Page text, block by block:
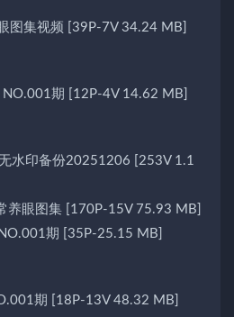
图集视频 [39P-7V 34.24 MB]
NO.001期 [12P-4V 14.62 MB]
水印备份20251206 [253V 1.1
养眼图集 [170P-15V 75.93 MB]
期 [35P-25.15 MB]
期 [18P-13V 48.32 MB]